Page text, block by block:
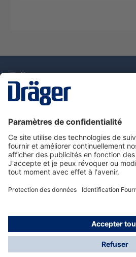
Nous contacter
Service de e-commande
Informations sur les produits
© Dräger France SAS, 2024
*Prix hors taxe. Frais de gestion
offerts; Indépendamment de la